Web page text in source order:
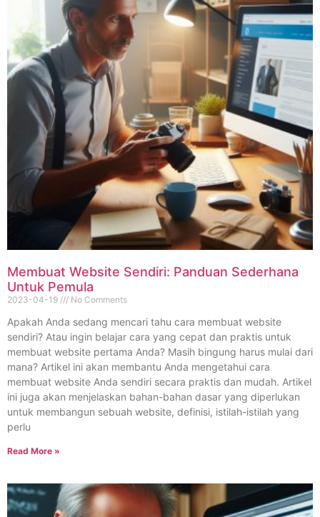
Membuat Website Sendiri: Panduan Sederhana
Untuk Pemula
2023-04-19 No Comments
Apakah Anda sedang mencari tahu cara membuat website
sendiri? Atau ingin belajar cara yang cepat dan praktis untuk
membuat website pertama Anda? Masih bingung harus mulai dari
mana? Artikel ini akan membantu Anda mengetahui cara
membuat website Anda sendiri secara praktis dan mudah. Artikel
ini juga akan menjelaskan bahan-bahan dasar yang diperlukan
untuk membangun sebuah website, definisi, istilah-istilah yang
perlu
Read More »